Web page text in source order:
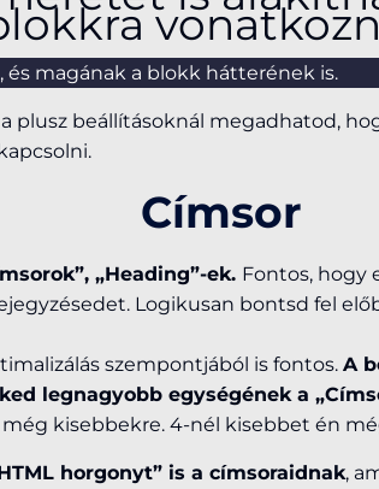
és magának a blokk hátterének is.
a plusz beállításoknál megadhatod,
Címsor
„Heading”-ek. Fontos, hogy
Logikusan bontsd fel
szempontjából is fontos. A
legnagyobb egységének a
kisebbekre. 4-nél kisebbet én
horgonyt” is a címsoraidnak,